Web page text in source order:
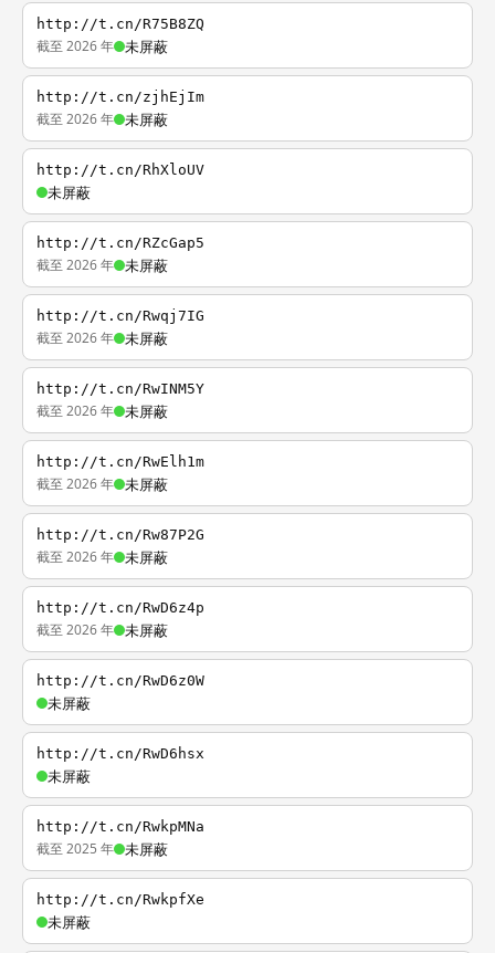
http://t.cn/R75B8ZQ
截至 2026 年 未屏蔽
http://t.cn/zjhEjIm
截至 2026 年 未屏蔽
http://t.cn/RhXloUV
未屏蔽
http://t.cn/RZcGap5
截至 2026 年 未屏蔽
http://t.cn/Rwqj7IG
截至 2026 年 未屏蔽
http://t.cn/RwINM5Y
截至 2026 年 未屏蔽
http://t.cn/RwElh1m
截至 2026 年 未屏蔽
http://t.cn/Rw87P2G
截至 2026 年 未屏蔽
http://t.cn/RwD6z4p
截至 2026 年 未屏蔽
http://t.cn/RwD6z0W
未屏蔽
http://t.cn/RwD6hsx
未屏蔽
http://t.cn/RwkpMNa
截至 2025 年 未屏蔽
http://t.cn/RwkpfXe
未屏蔽